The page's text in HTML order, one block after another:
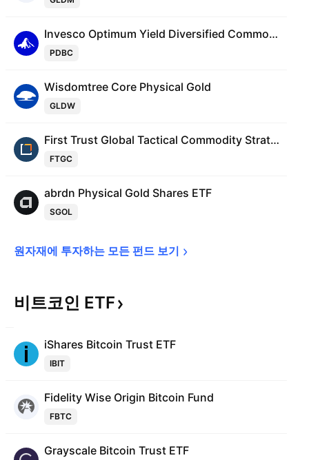
Invesco Optimum Yield Diversified Commodity Strategy No K-1 ETF
PDBC
Wisdomtree Core Physical Gold
GLDW
First Trust Global Tactical Commodity Strategy Fund
FTGC
abrdn Physical Gold Shares ETF
SGOL
원자재에 투자하는 모든 펀드 보기
비트코인 ETF
iShares Bitcoin Trust ETF
IBIT
Fidelity Wise Origin Bitcoin Fund
FBTC
Grayscale Bitcoin Trust ETF